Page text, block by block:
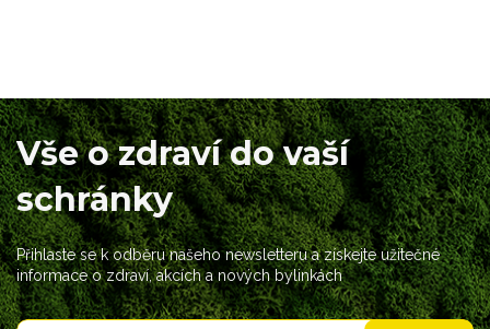
Vše o zdraví do vaší
schránky
Přihlaste se k odběru našeho newsletteru a získejte užitečné
informace o zdraví, akcích a nových bylinkách